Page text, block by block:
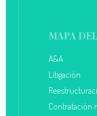
MAPA
A&A
Litigación
Contratación